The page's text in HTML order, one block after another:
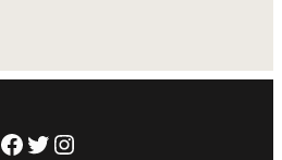
Facebook
Twitter
Instagram